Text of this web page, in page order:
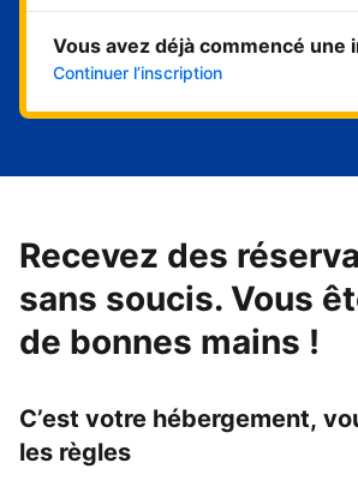
Vous avez déjà commencé une
Continuer l’inscription
Recevez des
sans soucis. Vous
de bonnes mains !
C’est votre hébergement,
les règles